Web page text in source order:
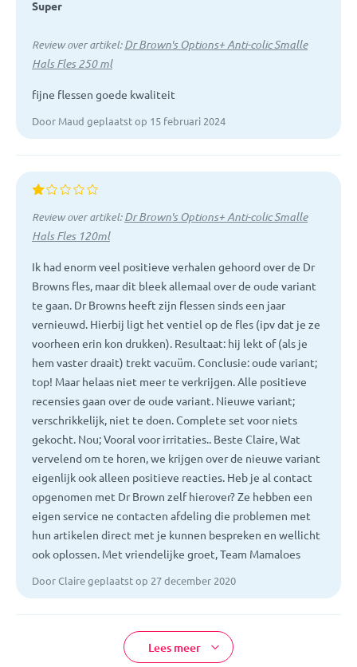
Inclusief afdekschijfje voor veilig en lekvrij vervoeren
BPA vrij
Super
Review over artikel:Dr Brown's Options+ Anti-colic Smalle
Hals Fles 250 ml
fijne flessen goede kwaliteit
Door Maud geplaatst op 15 februari 2024
Review over artikel:Dr Brown's Options+ Anti-colic Smalle
Hals Fles 120ml
Ik had enorm veel positieve verhalen gehoord over de Dr
Browns fles, maar dit bleek allemaal over de oude variant
te gaan. Dr Browns heeft zijn flessen sinds een jaar
vernieuwd. Hierbij ligt het ventiel op de fles (ipv dat je ze
voorheen erin kon drukken). Resultaat: hij lekt of (als je
hem vaster draait) trekt vacuüm. Conclusie: oude variant;
top! Maar helaas niet meer te verkrijgen. Alle positieve
recensies gaan over de oude variant. Nieuwe variant;
verschrikkelijk, niet te doen. Complete set voor niets
gekocht. Nou; Vooral voor irritaties.. Beste Claire, Wat
vervelend om te horen, we krijgen over de nieuwe variant
eigenlijk ook alleen positieve reacties. Heb je al contact
opgenomen met Dr Brown zelf hierover? Ze hebben een
eigen service ne contacten afdeling die problemen met
hun artikelen direct met je kunnen bespreken en wellicht
ook oplossen. Met vriendelijke groet, Team Mamaloes
Door Claire geplaatst op 27 december 2020
Lees meer